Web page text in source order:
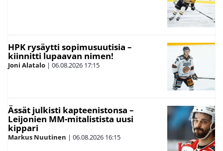
HPK rysäytti sopimusuutisia –
kiinnitti lupaavan nimen!
Joni Alatalo | 06.08.2026 17:15
Ässät julkisti kapteenistonsa –
Leijonien MM-mitalistista uusi
kippari
Markus Nuutinen | 06.08.2026 16:15